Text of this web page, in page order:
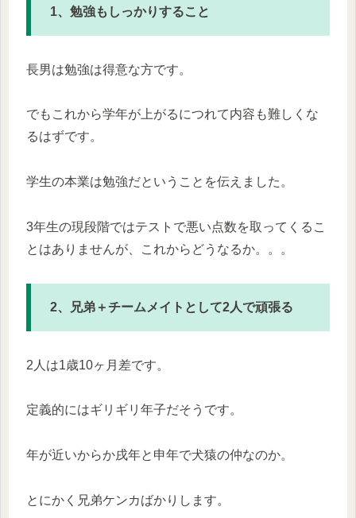
1、勉強もしっかりすること
長男は勉強は得意な方です。
でもこれから学年が上がるにつれて内容も難しくな
るはずです。
学生の本業は勉強だということを伝えました。
3年生の現段階ではテストで悪い点数を取ってくるこ
とはありませんが、これからどうなるか。。。
2、兄弟＋チームメイトとして2人で頑張る
2人は1歳10ヶ月差です。
定義的にはギリギリ年子だそうです。
年が近いからか戌年と申年で犬猿の仲なのか。
とにかく兄弟ケンカばかりします。